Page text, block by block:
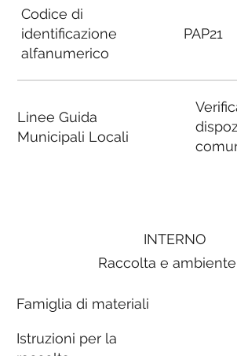
Codice di
identificazione
alfanumerico
Linee Guida
Municipali Locali
PAP21
INTERNO
Raccolta e ambiente
Famiglia di materiali
Istruzioni per la